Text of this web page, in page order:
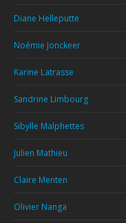
Diane Helleputte
Noémie Jonckeer
Karine Latrasse
Sandrine Limbourg
Sibylle Malphettes
Julien Mathieu
Claire Menten
Olivier Nanga